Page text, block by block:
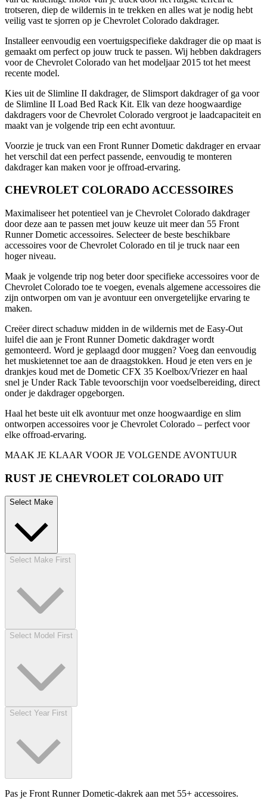
trotseren, diep de wildernis in te trekken en alles wat je nodig hebt
veilig vast te sjorren op je Chevrolet Colorado dakdrager.
Installeer eenvoudig een voertuigspecifieke dakdrager die op maat is
gemaakt om perfect op jouw truck te passen. Wij hebben dakdragers
voor de Chevrolet Colorado van het modeljaar 2015 tot het meest
recente model.
Kies uit de Slimline II dakdrager, de Slimsport dakdrager of ga voor
de Slimline II Load Bed Rack Kit. Elk van deze hoogwaardige
dakdragers voor de Chevrolet Colorado vergroot je laadcapaciteit en
maakt van je volgende trip een echt avontuur.
Voorzie je truck van een Front Runner Dometic dakdrager en ervaar
het verschil dat een perfect passende, eenvoudig te monteren
dakdrager kan maken voor je offroad-ervaring.
CHEVROLET COLORADO ACCESSOIRES
Maximaliseer het potentieel van je Chevrolet Colorado dakdrager
door deze aan te passen met jouw keuze uit meer dan 55 Front
Runner Dometic accessoires. Selecteer de beste beschikbare
accessoires voor de Chevrolet Colorado en til je truck naar een
hoger niveau.
Maak je volgende trip nog beter door specifieke accessoires voor de
Chevrolet Colorado toe te voegen, evenals algemene accessoires die
zijn ontworpen om van je avontuur een onvergetelijke ervaring te
maken.
Creëer direct schaduw midden in de wildernis met de Easy-Out
luifel die aan je Front Runner Dometic dakdrager wordt
gemonteerd. Word je geplaagd door muggen? Voeg dan eenvoudig
het muskietennet toe aan de draagstokken. Houd je eten vers en je
drankjes koud met de Dometic CFX 35 Koelbox/Vriezer en haal
snel je Under Rack Table tevoorschijn voor voedselbereiding, direct
onder je dakdrager opgeborgen.
Haal het beste uit elk avontuur met onze hoogwaardige en slim
ontworpen accessoires voor je Chevrolet Colorado – perfect voor
elke offroad-ervaring.
MAAK JE KLAAR VOOR JE VOLGENDE AVONTUUR
RUST JE CHEVROLET COLORADO UIT
Select Make
Select Make First
Select Model First
Select Year First
Pas je Front Runner Dometic-dakrek aan met 55+ accessoires.